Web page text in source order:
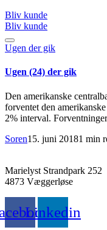
Bliv kunde
Bliv kunde
Ugen der gik
Ugen (24) der gik
Den amerikanske
forventet den
2% interval.
Soren15. juni 20181 min
Marielyst Strandpark 252
4873 Væggerløse
Linkedin